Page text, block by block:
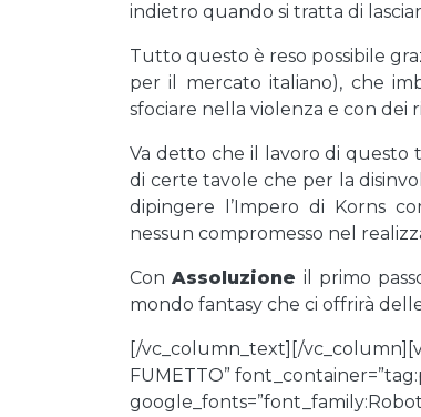
indietro quando si tratta di
Tutto questo è reso possibile
per il mercato italiano), che
sfociare nella violenza e con dei
Va detto che il lavoro di
di certe tavole che per la
dipingere l’Impero di Korns
nessun compromesso nel
ConAssoluzione il primo
mondo fantasy che ci offrirà
[/vc_column_text][/
FUMETTO”